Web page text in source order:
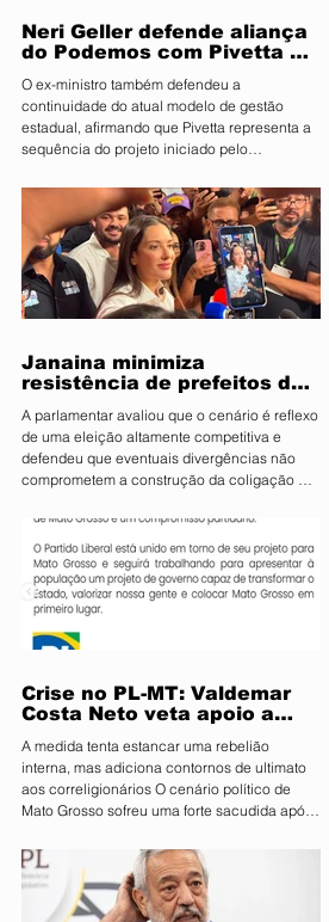
Neri Geller defende aliança
do Podemos com Pivetta e
com esse acordo
O ex-ministro também defendeu a
continuidade do atual modelo de gestão
estadual, afirmando que Pivetta representa a
sequência do projeto iniciado pelo
deputado federal pelo Podemos, Neri Geller,
participa nesta terça-feira (4) da convenção
do Republicanos e afirmou acreditar que o
partido deve oficializar uma aliança com a
sigla para apoiar a candidatura do
governador Otaviano Pivetta ao Governo de
Mato Grosso. Ao lado do também candid
Janaina minimiza
resistência de prefeitos do
essencial para fortalecer
candidatura do MDB ao
Senado
A parlamentar avaliou que o cenário é reflexo
de uma eleição altamente competitiva e
defendeu que eventuais divergências não
comprometem a construção da coligação A
candidata ao Senado, minimizou nesta terça-
feira (4) a resistência de integrantes do PL à
aliança entre os dois partidos e afirmou que
as divergências são naturais diante da
disputa eleitoral. Segundo ela, o acordo é
estratégico para fortalecer o projeto do MDB
e ampliar
Crise no PL-MT: Valdemar
Costa Neto veta apoio a
punição
A medida tenta estancar uma rebelião
interna, mas adiciona contornos de ultimato
aos correligionários O cenário político de
Mato Grosso sofreu uma forte sacudida após
do Partido Liberal (PL). Em reunião de
emergência realizada em Brasília, o
presidente nacional da sigla, Valdemar Costa
Neto, determinou que prefeitos, vereadores e